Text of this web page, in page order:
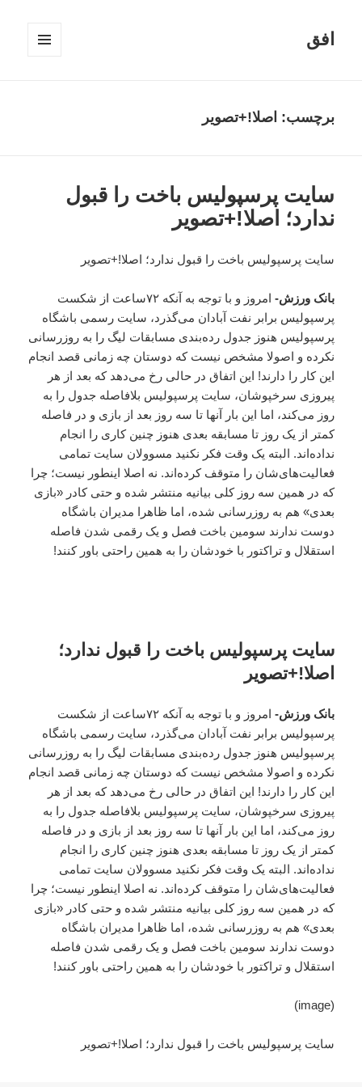
افق
برچسب: اصلا!+تصویر
سایت پرسپولیس باخت را قبول
ندارد؛ اصلا!+تصویر
سایت پرسپولیس باخت را قبول ندارد؛ اصلا!+تصویر
بانک ورزش-
امروز و با توجه به آنکه ۷۲ساعت از شکست
پرسپولیس برابر نفت آبادان می‌گذرد، سایت رسمی باشگاه
پرسپولیس هنوز جدول رده‌بندی مسابقات لیگ را به روزرسانی
نکرده و اصولا مشخص نیست که دوستان چه زمانی قصد انجام
این کار را دارند! این اتفاق در حالی رخ می‌دهد که بعد از هر
پیروزی سرخپوشان، سایت پرسپولیس بلافاصله جدول را به
روز می‌کند، اما این بار آنها تا سه روز بعد از بازی و در فاصله
کمتر از یک روز تا مسابقه بعدی هنوز چنین کاری را انجام
نداده‌اند. البته یک وقت فکر نکنید مسوولان سایت تمامی
فعالیت‌های‌شان را متوقف کرده‌اند. نه اصلا اینطور نیست؛ چرا
که در همین سه روز کلی بیانیه منتشر شده و حتی کادر «بازی
بعدی» هم به روزرسانی شده، اما ظاهرا مدیران باشگاه
دوست ندارند سومین باخت فصل و یک رقمی شدن فاصله
استقلال و تراکتور با خودشان را به همین راحتی باور کنند!
سایت پرسپولیس باخت را قبول ندارد؛
اصلا!+تصویر
بانک ورزش-
امروز و با توجه به آنکه ۷۲ساعت از شکست
پرسپولیس برابر نفت آبادان می‌گذرد، سایت رسمی باشگاه
پرسپولیس هنوز جدول رده‌بندی مسابقات لیگ را به روزرسانی
نکرده و اصولا مشخص نیست که دوستان چه زمانی قصد انجام
این کار را دارند! این اتفاق در حالی رخ می‌دهد که بعد از هر
پیروزی سرخپوشان، سایت پرسپولیس بلافاصله جدول را به
روز می‌کند، اما این بار آنها تا سه روز بعد از بازی و در فاصله
کمتر از یک روز تا مسابقه بعدی هنوز چنین کاری را انجام
نداده‌اند. البته یک وقت فکر نکنید مسوولان سایت تمامی
فعالیت‌های‌شان را متوقف کرده‌اند. نه اصلا اینطور نیست؛ چرا
که در همین سه روز کلی بیانیه منتشر شده و حتی کادر «بازی
بعدی» هم به روزرسانی شده، اما ظاهرا مدیران باشگاه
دوست ندارند سومین باخت فصل و یک رقمی شدن فاصله
استقلال و تراکتور با خودشان را به همین راحتی باور کنند!
(image)
سایت پرسپولیس باخت را قبول ندارد؛ اصلا!+تصویر